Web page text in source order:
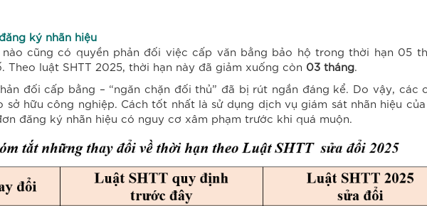
ký nhãn hiệu
cũng có quyền phản đối việc cấp văn bằng bảo hộ trong thời hạn 05
Theo luật SHTT 2025, thời hạn này đã giảm xuống còn 03 tháng
đối cấp bằng – “ngăn chặn đối thủ” đã bị rút ngắn đáng kể. Do vậy, các
hữu công nghiệp. Cách tốt nhất là sử dụng dịch vụ giám sát nhãn hiệu
đăng ký nhãn hiệu có nguy cơ xâm phạm trước khi quá muộn.